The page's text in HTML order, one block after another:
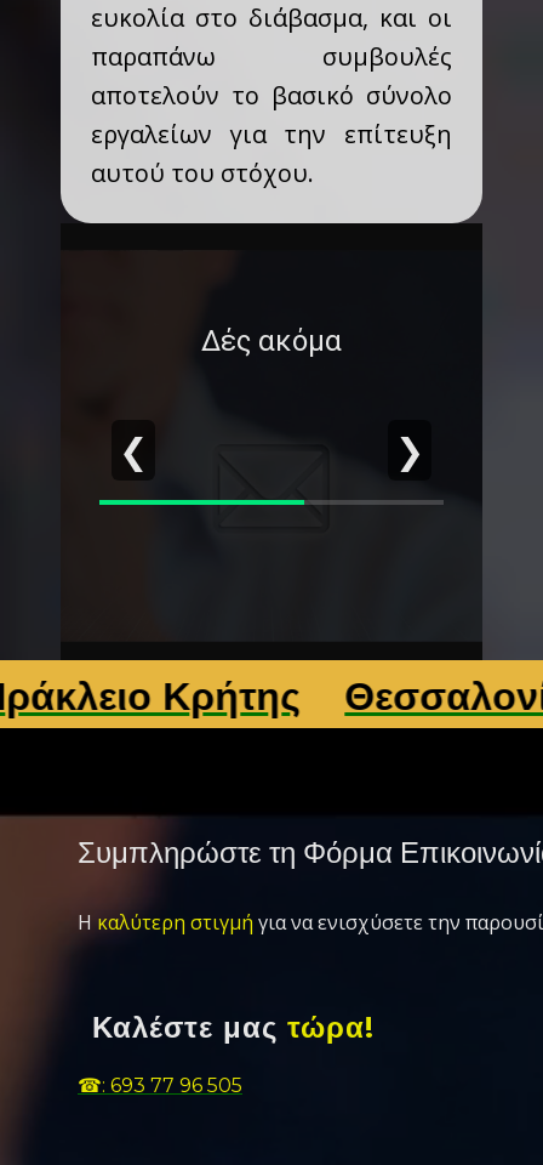
ευκολία στο διάβασμα, και οι
παραπάνω συμβουλές
αποτελούν το βασικό σύνολο
εργαλείων για την επίτευξη
αυτού του στόχου.
Δές ακόμα
❮ ❯
Κρήτης Θεσσαλονίκη
Συμπληρώστε τη Φόρμα
Η καλύτερη στιγμή για να ενισχύσετε την
Καλέστε μας τώρα!
☎: 693 77 96 505